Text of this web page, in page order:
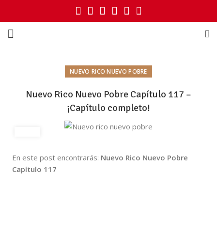
NUEVO RICO NUEVO POBRE
Nuevo Rico Nuevo Pobre Capítulo 117 –
¡Capítulo completo!
En este post encontrarás: Nuevo Rico Nuevo Pobre
Capítulo 117